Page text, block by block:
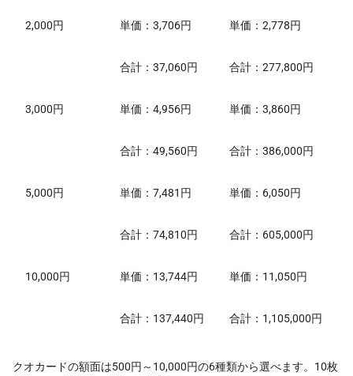
2,000円 単価：3,706円 単価：2,778円
合計：37,060円 合計：277,800円
3,000円 単価：4,956円 単価：3,860円
合計：49,560円 合計：386,000円
5,000円 単価：7,481円 単価：6,050円
合計：74,810円 合計：605,000円
10,000円 単価：13,744円 単価：11,050円
合計：137,440円 合計：1,105,000円
クオカードの額面は500円～10,000円の6種類から選べます。10枚